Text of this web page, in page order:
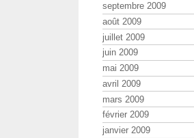
septembre 2009
août 2009
juillet 2009
juin 2009
mai 2009
avril 2009
mars 2009
février 2009
janvier 2009